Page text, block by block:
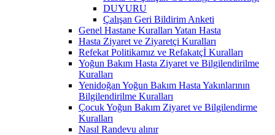
DUYURU
Çalışan Geri Bildirim Anketi
Genel Hastane Kuralları Yatan Hasta
Hasta Ziyaret ve Ziyaretçi Kuralları
Refekat Politikamız ve Refakatçİ Kuralları
Yoğun Bakım Hasta Ziyaret ve Bilgilendirilme
Kuralları
Yenidoğan Yoğun Bakım Hasta Yakınlarının
Bilgilendirilme Kuralları
Çocuk Yoğun Bakım Ziyaret ve Bilgilendirme
Kuralları
Nasıl Randevu alınır